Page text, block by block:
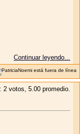
Continuar leyendo...